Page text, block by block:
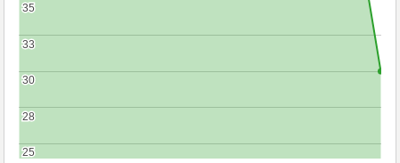
25
25
28
28
30
30
33
33
35
35